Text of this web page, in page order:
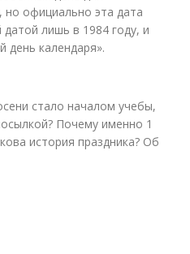
но официально эта дата
лишь в 1984 году, и
день календаря».
стало началом учебы,
Почему именно 1
история праздника? Об